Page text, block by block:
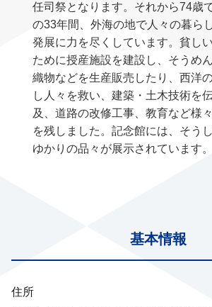
任司祭となります。それから74歳
の33年間、外海の地で人々の暮ら
発展に力を尽くしています。貧し
ために授産施設を建設し、そうめ
織物などを生産販売したり、西洋
し人々を救い、建築・土木技術を
及、道路の改修工事、教育など様
を残しました。記念館には、そう
ゆかりの品々が展示されています。
基本情報
住所